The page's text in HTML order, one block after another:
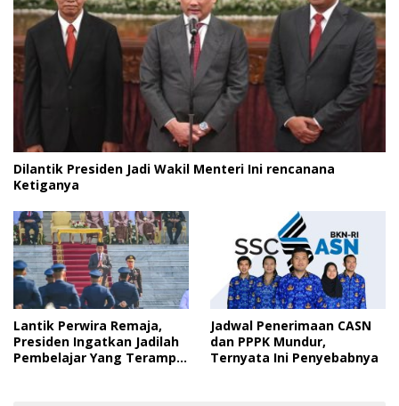
Dilantik Presiden Jadi Wakil Menteri Ini rencanana
Ketiganya
Lantik Perwira Remaja,
Presiden Ingatkan Jadilah
Pembelajar Yang Terampil
Jadwal Penerimaan CASN
dan PPPK Mundur,
Ternyata Ini Penyebabnya